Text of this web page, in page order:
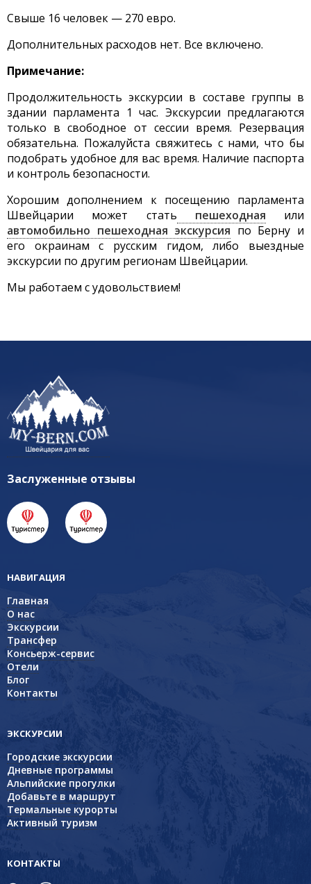
Свыше 16 человек — 270 евро.
Дополнительных расходов нет. Все включено.
Примечание:
Продолжительность экскурсии в составе группы в
здании парламента 1 час. Экскурсии предлагаются
только в свободное от сессии время. Резервация
обязательна. Пожалуйста свяжитесь с нами, что бы
подобрать удобное для вас время. Наличие паспорта
и контроль безопасности.
Хорошим дополнением к посещению парламента
Швейцарии может стать пешеходная или
автомобильно пешеходная экскурсия по Берну и
его окраинам с русским гидом, либо выездные
экскурсии по другим регионам Швейцарии.
Мы работаем с удовольствием!
Заслуженные отзывы
НАВИГАЦИЯ
Главная
О нас
Экскурсии
Трансфер
Консьерж-сервис
Отели
Блог
Контакты
ЭКСКУРСИИ
Городские экскурсии
Дневные программы
Альпийские прогулки
Добавьте в маршрут
Термальные курорты
Активный туризм
КОНТАКТЫ